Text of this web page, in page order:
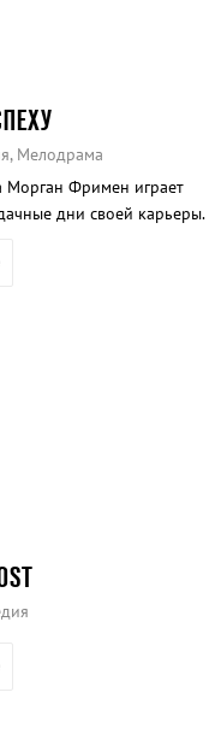
Мелодрама
Морган Фримен играет
дни своей карьеры.